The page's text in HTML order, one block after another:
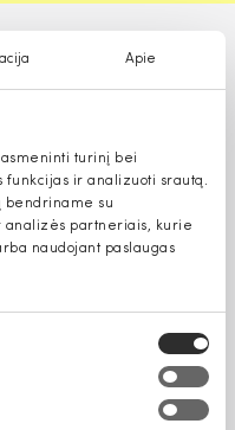
Apie
turinį bei
funkcijas ir analizuoti srautą.
bendriname su
analizės partneriais, kurie
naudojant paslaugas